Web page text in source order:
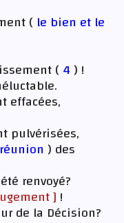
( le bien et le
( 4 ) !
effacées,
pulvérisées,
) des
renvoyé?
] !
de la Décision?